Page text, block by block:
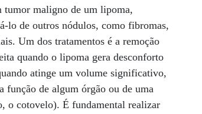
maligno de um lipoma,
lo de outros nódulos, como fibromas,
Um dos tratamentos é a remoção
quando o lipoma gera desconforto
atinge um volume significativo,
função de algum órgão ou de uma
o cotovelo). É fundamental realizar